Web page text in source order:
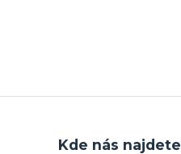
Kde nás najdete